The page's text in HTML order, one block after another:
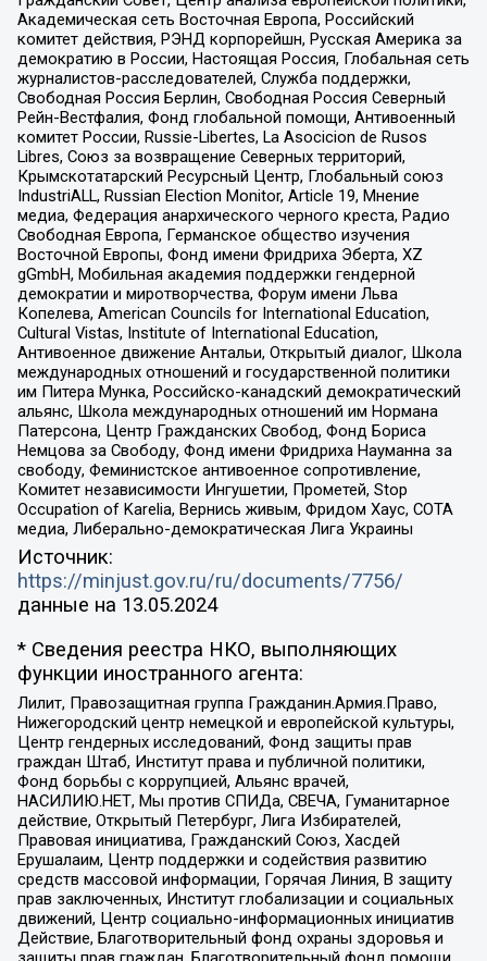
Академическая сеть Восточная Европа, Российский
комитет действия, РЭНД корпорейшн, Русская Америка за
демократию в России, Настоящая Россия, Глобальная сеть
журналистов-расследователей, Служба поддержки,
Свободная Россия Берлин, Свободная Россия Северный
Рейн-Вестфалия, Фонд глобальной помощи, Антивоенный
комитет России, Russie-Libertes, La Asocicion de Rusos
Libres, Союз за возвращение Северных территорий,
Крымскотатарский Ресурсный Центр, Глобальный союз
IndustriALL, Russian Election Monitor, Article 19, Мнение
медиа, Федерация анархического черного креста, Радио
Свободная Европа, Германское общество изучения
Восточной Европы, Фонд имени Фридриха Эберта, XZ
gGmbH, Мобильная академия поддержки гендерной
демократии и миротворчества, Форум имени Льва
Копелева, American Councils for International Education,
Cultural Vistas, Institute of International Education,
Антивоенное движение Антальи, Открытый диалог, Школа
международных отношений и государственной политики
им Питера Мунка, Российско-канадский демократический
альянс, Школа международных отношений им Нормана
Патерсона, Центр Гражданских Свобод, Фонд Бориса
Немцова за Свободу, Фонд имени Фридриха Науманна за
свободу, Феминистское антивоенное сопротивление,
Комитет независимости Ингушетии, Прометей, Stop
Occupation of Karelia, Вернись живым, Фридом Хаус, СОТА
медиа, Либерально-демократическая Лига Украины
Источник:
https://minjust.gov.ru/ru/documents/7756/
данные на 13.05.2024
* Сведения реестра НКО, выполняющих
функции иностранного агента:
Лилит, Правозащитная группа Гражданин.Армия.Право,
Нижегородский центр немецкой и европейской культуры,
Центр гендерных исследований, Фонд защиты прав
граждан Штаб, Институт права и публичной политики,
Фонд борьбы с коррупцией, Альянс врачей,
НАСИЛИЮ.НЕТ, Мы против СПИДа, СВЕЧА, Гуманитарное
действие, Открытый Петербург, Лига Избирателей,
Правовая инициатива, Гражданский Союз, Хасдей
Ерушалаим, Центр поддержки и содействия развитию
средств массовой информации, Горячая Линия, В защиту
прав заключенных, Институт глобализации и социальных
движений, Центр социально-информационных инициатив
Действие, Благотворительный фонд охраны здоровья и